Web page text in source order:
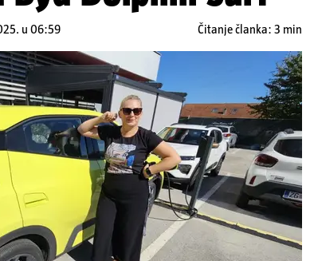
u 06:59 Čitanje članka: 3 min